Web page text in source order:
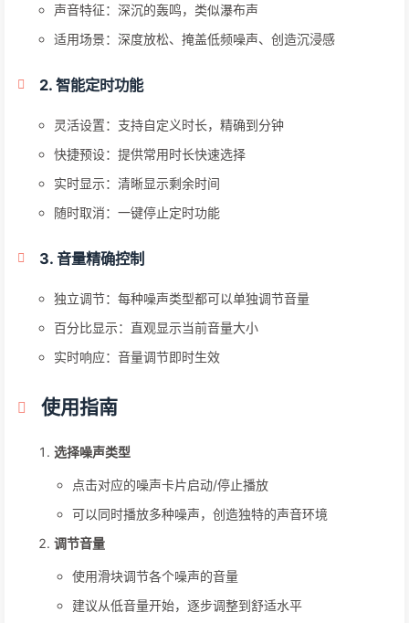
声音特征：深沉的轰鸣，类似瀑布声
适用场景：深度放松、掩盖低频噪声、创造沉浸感
2. 智能定时功能
灵活设置：支持自定义时长，精确到分钟
快捷预设：提供常用时长快速选择
实时显示：清晰显示剩余时间
随时取消：一键停止定时功能
3. 音量精确控制
独立调节：每种噪声类型都可以单独调节音量
百分比显示：直观显示当前音量大小
实时响应：音量调节即时生效
使用指南
选择噪声类型
点击对应的噪声卡片启动/停止播放
可以同时播放多种噪声，创造独特的声音环境
调节音量
使用滑块调节各个噪声的音量
建议从低音量开始，逐步调整到舒适水平